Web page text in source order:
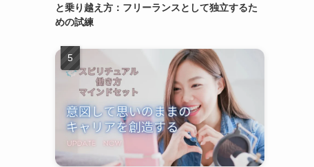
と乗り越え方：フリーランスとして独立するた
めの試練